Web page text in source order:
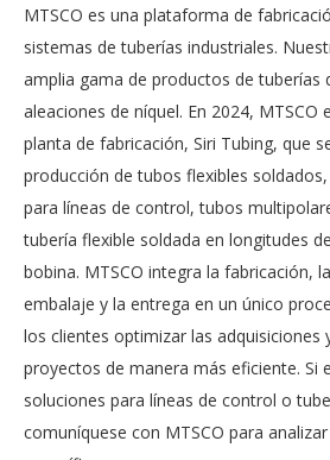
MTSCO es una plataforma de
sistemas de tuberías industriales.
amplia gama de productos de tuberías
aleaciones de níquel. En 2024, MTSCO
planta de fabricación, Siri Tubing, que
producción de tubos flexibles
para líneas de control, tubos
tubería flexible soldada en longitudes
bobina. MTSCO integra la fabricación,
embalaje y la entrega en un único
los clientes optimizar las adquisiciones
proyectos de manera más eficiente. Si
soluciones para líneas de control o
comuníquese con MTSCO para